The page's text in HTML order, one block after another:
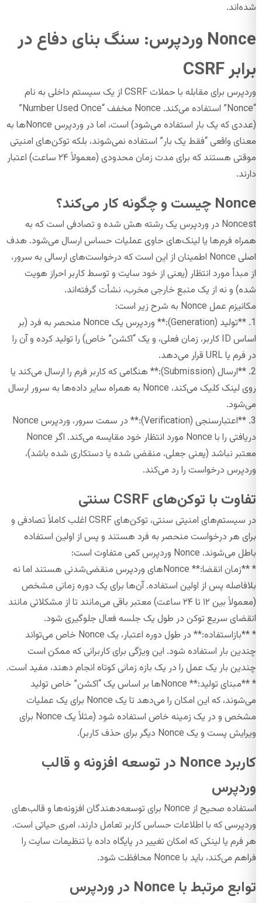
شده‌اند.
Nonce وردپرس: سنگ بنای دفاع در
برابر CSRF
وردپرس برای مقابله با حملات CSRF از یک سیستم داخلی به نام
“Nonce” استفاده می‌کند. Nonce مخفف “Number Used Once”
(عددی که یک بار استفاده می‌شود) است، اما در وردپرس Nonceها به
معنای واقعی “فقط یک بار” استفاده نمی‌شوند، بلکه توکن‌های امنیتی
موقتی هستند که برای مدت زمان محدودی (معمولاً ۲۴ ساعت) اعتبار
دارند.
Nonce چیست و چگونه کار می‌کند؟
Noncest در وردپرس یک رشته هش شده و تصادفی است که به
همراه فرم‌ها یا لینک‌های حاوی عملیات حساس ارسال می‌شود. هدف
اصلی Nonce اطمینان از این است که درخواست‌های ارسالی به سرور،
از مبدأ مورد انتظار (یعنی از خود سایت و توسط کاربر احراز هویت
شده) و نه از یک منبع خارجی مخرب، نشأت گرفته‌اند.
مکانیزم عمل Nonce به شرح زیر است:
1. **تولید (Generation):** وردپرس یک Nonce منحصر به فرد (بر
اساس ID کاربر، زمان فعلی، و یک “اکشن” خاص) را تولید کرده و آن را
در فرم یا URL قرار می‌دهد.
2. **ارسال (Submission):** هنگامی که کاربر فرم را ارسال می‌کند یا
روی لینک کلیک می‌کند، Nonce به همراه سایر داده‌ها به سرور ارسال
می‌شود.
3. **اعتبارسنجی (Verification):** در سمت سرور، وردپرس Nonce
دریافتی را با Nonce مورد انتظار خود مقایسه می‌کند. اگر Nonce
معتبر نباشد (یعنی جعلی، منقضی شده یا دستکاری شده باشد)،
وردپرس درخواست را رد می‌کند.
تفاوت با توکن‌های CSRF سنتی
در سیستم‌های امنیتی سنتی، توکن‌های CSRF اغلب کاملاً تصادفی و
برای هر درخواست منحصر به فرد هستند و پس از اولین استفاده
باطل می‌شوند. Nonce وردپرس کمی متفاوت است:
* **زمان انقضا:** Nonceهای وردپرس منقضی‌شدنی هستند اما نه
بلافاصله پس از اولین استفاده. آن‌ها برای یک دوره زمانی مشخص
(معمولاً بین ۱۲ تا ۲۴ ساعت) معتبر باقی می‌مانند تا از مشکلاتی مانند
انقضای سریع توکن در طول یک جلسه فعال جلوگیری شود.
* **بازاستفاده:** در طول دوره اعتبار، یک Nonce خاص می‌تواند
چندین بار استفاده شود. این ویژگی برای کاربرانی که ممکن است
چندین بار یک عمل را در یک بازه زمانی کوتاه انجام دهند، مفید است.
* **مبنای تولید:** Nonceها بر اساس یک “اکشن” خاص تولید
می‌شوند، که این امکان را می‌دهد تا یک Nonce برای یک عملیات
مشخص و در یک زمینه خاص استفاده شود (مثلاً یک Nonce برای
ویرایش پست و یک Nonce دیگر برای حذف کاربر).
کاربرد Nonce در توسعه افزونه و قالب
وردپرس
استفاده صحیح از Nonce برای توسعه‌دهندگان افزونه‌ها و قالب‌های
وردپرسی که با اطلاعات حساس کاربر تعامل دارند، امری حیاتی است.
هر فرم یا لینکی که امکان تغییر در پایگاه داده یا تنظیمات سایت را
فراهم می‌کند، باید با Nonce محافظت شود.
توابع مرتبط با Nonce در وردپرس